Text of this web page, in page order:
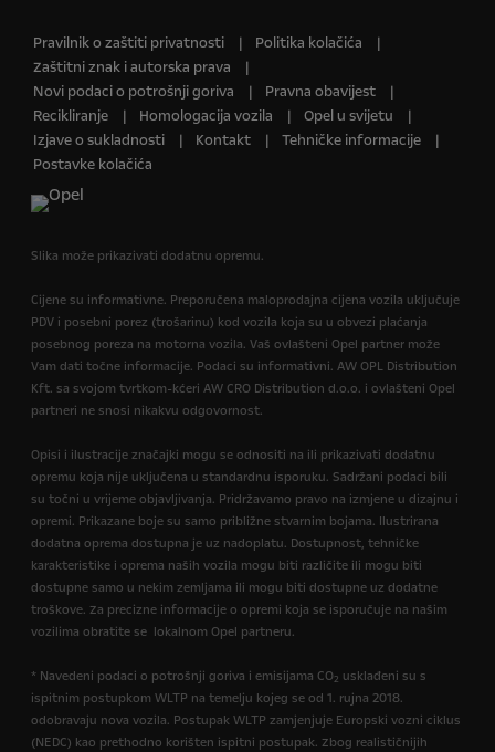
Pravilnik o zaštiti privatnosti
Politika kolačića
Zaštitni znak i autorska prava
Novi podaci o potrošnji goriva
Pravna obavijest
Recikliranje
Homologacija vozila
Opel u svijetu
Izjave o sukladnosti
Kontakt
Tehničke informacije
Postavke kolačića
Slika može prikazivati dodatnu opremu.
Cijene su informativne. Preporučena maloprodajna cijena vozila uključuje
PDV i posebni porez (trošarinu) kod vozila koja su u obvezi plaćanja
posebnog poreza na motorna vozila. Vaš ovlašteni Opel partner može
Vam dati točne informacije. Podaci su informativni. AW OPL Distribution
Kft. sa svojom tvrtkom-kćeri AW CRO Distribution d.o.o. i ovlašteni Opel
partneri ne snosi nikakvu odgovornost.
Opisi i ilustracije značajki mogu se odnositi na ili prikazivati dodatnu
opremu koja nije uključena u standardnu isporuku. Sadržani podaci bili
su točni u vrijeme objavljivanja. Pridržavamo pravo na izmjene u dizajnu i
opremi. Prikazane boje su samo približne stvarnim bojama. Ilustrirana
dodatna oprema dostupna je uz nadoplatu. Dostupnost, tehničke
karakteristike i oprema naših vozila mogu biti različite ili mogu biti
dostupne samo u nekim zemljama ili mogu biti dostupne uz dodatne
troškove. Za precizne informacije o opremi koja se isporučuje na našim
vozilima obratite se lokalnom Opel partneru.
* Navedeni podaci o potrošnji goriva i emisijama CO2 usklađeni su s
ispitnim postupkom WLTP na temelju kojeg se od 1. rujna 2018.
odobravaju nova vozila. Postupak WLTP zamjenjuje Europski vozni ciklus
(NEDC) kao prethodno korišten ispitni postupak. Zbog realističnijih